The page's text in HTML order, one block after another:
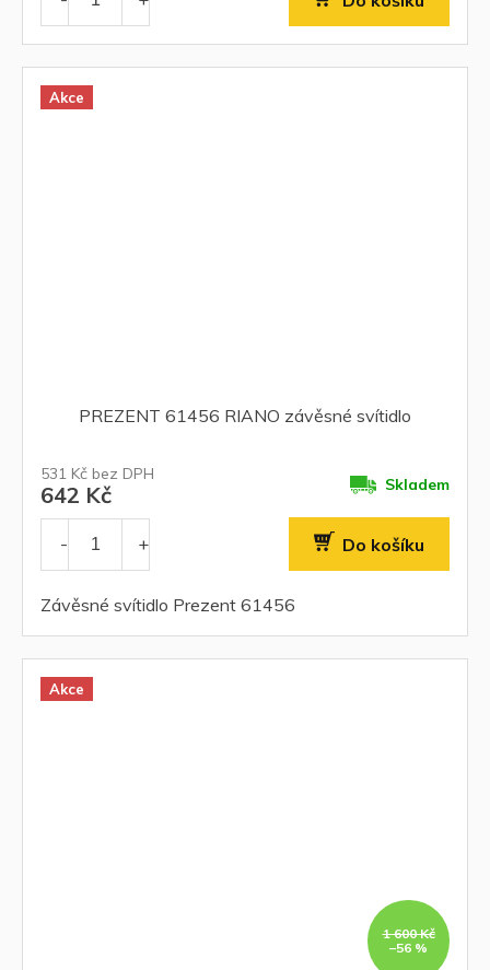
Akce
PREZENT 61456 RIANO závěsné svítidlo
531 Kč bez DPH
642 Kč Skladem
Do košíku
Závěsné svítidlo Prezent 61456
Akce
1 600 Kč
–56 %